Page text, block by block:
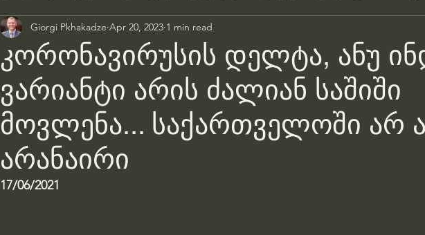
კორონავირუსის დელტა, ანუ
ვარიანტი არის ძალიან საშიში
მოვლენა... საქართველოში არ
არანაირი
Giorgi Pkhakadze Apr 20, 2023 1 min read
17/06/2021